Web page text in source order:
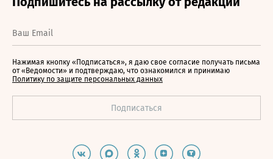
Нажимая кнопку «Подписаться», я даю свое согласие получать письма
от «Ведомости» и подтверждаю, что ознакомился и принимаю
Политику по защите персональных данных